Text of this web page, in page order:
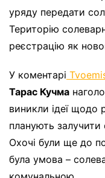
уряду передати
Територію
реєстрацію як
У коментарі
Тарас Кучма
виникли ідеї щодо
планують залучити
Охочі були ще до
була умова –